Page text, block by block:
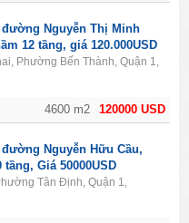
120000 USD
4600 m2
Nguyễn Thị Minh
12 tầng, giá 120.000USD
Phường Bến Thành, Quận 1,
Nguyễn Hữu Cầu,
tầng, Giá 50000USD
Tân Định, Quận 1,